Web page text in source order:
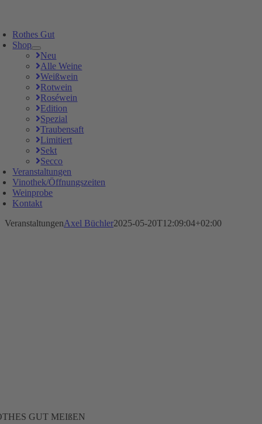
Rothes Gut
Shop
Neu
Alle Weine
Weißwein
Rotwein
Roséwein
Edition
Spezial
Traubensaft
Limitiert
Sekt
Secco
Veranstaltungen
Vinothek/Öffnungszeiten
Weinprobe
Kontakt
VeranstaltungenAxel Büchler2025-05-20T12:09:04+02:00
GUT MEIßEN